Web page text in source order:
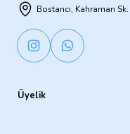
Bostancı, Kahraman
Üyelik